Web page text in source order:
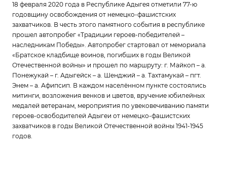
18 февраля 2020 года в Республике Адыгея отметили 77-ю
годовщину освобождения от немецко-фашистских
захватчиков. В честь этого памятного события в республике
прошел автопробег «Традиции героев-победителей –
наследникам Победы». Автопробег стартовал от мемориала
«Братское кладбище воинов, погибших в годы Великой
Отечественной войны» и прошел по маршруту: г. Майкоп – а.
Понежукай – г. Адыгейск – а. Шенджий – а. Тахтамукай – пгт.
Энем – а. Афипсип. В каждом населённом пункте состоялись
митинги, возложения венков и цветов, вручение юбилейных
медалей ветеранам, мероприятия по увековечиванию памяти
героев-освободителей Адыгеи от немецко-фашистских
захватчиков в годы Великой Отечественной войны 1941-1945
годов.